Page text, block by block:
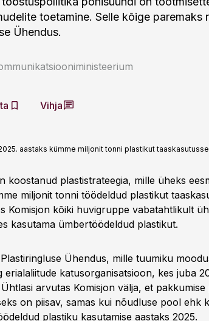
toetamine. Selle kõige paremaks
Ühendus.
Vihja
aastaks kümme miljonit tonni plastikut taaskasutusse
koostanud plastistrateegia, mille üheks
miljonit tonni töödeldud plastikut
Komisjon kõiki huvigruppe vabatahtlikult
kasutama ümbertöödeldud plastikut.
Ühendus, mille tuumiku
katusorganisatsioon, kes juba
arvutas Komisjon välja, et
on piisav, samas kui nõudluse pool ehk
plastiku kasutamise aastaks 2025.